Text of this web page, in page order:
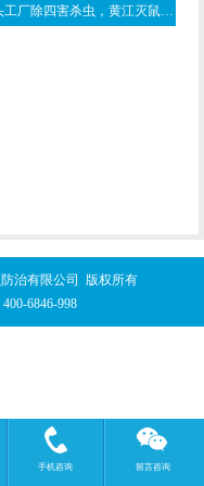
樟木头工厂除四害杀虫，黄江灭鼠公司
治有限公司 版权所有
400-6846-998
手机咨询 留言咨询